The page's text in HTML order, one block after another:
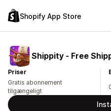
Shopify App Store
Shippity ‑ Free
Priser
Gratis abonnement
tilgængeligt